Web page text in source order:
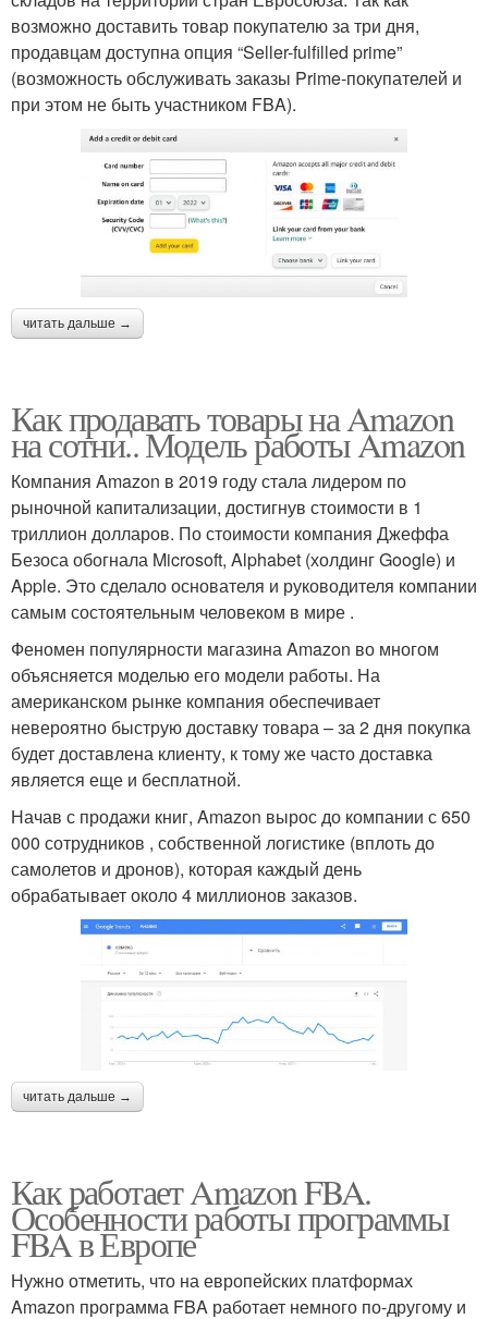
возможно доставить товар покупателю за три дня,
продавцам доступна опция “Seller-fulfilled prime”
(возможность обслуживать заказы Prime-покупателей и
при этом не быть участником FBA).
читать дальше →
Как продавать товары на Amazon
на сотни.. Модель работы Amazon
Компания Amazon в 2019 году стала лидером по
рыночной капитализации, достигнув стоимости в 1
триллион долларов. По стоимости компания Джеффа
Безоса обогнала Microsoft, Alphabet (холдинг Google) и
Apple. Это сделало основателя и руководителя компании
самым состоятельным человеком в мире .
Феномен популярности магазина Amazon во многом
объясняется моделью его модели работы. На
американском рынке компания обеспечивает
невероятно быструю доставку товара – за 2 дня покупка
будет доставлена клиенту, к тому же часто доставка
является еще и бесплатной.
Начав с продажи книг, Amazon вырос до компании с 650
000 сотрудников , собственной логистике (вплоть до
самолетов и дронов), которая каждый день
обрабатывает около 4 миллионов заказов.
читать дальше →
Как работает Amazon FBA.
Особенности работы программы
FBA в Европе
Нужно отметить, что на европейских платформах
Amazon программа FBA работает немного по-другому и